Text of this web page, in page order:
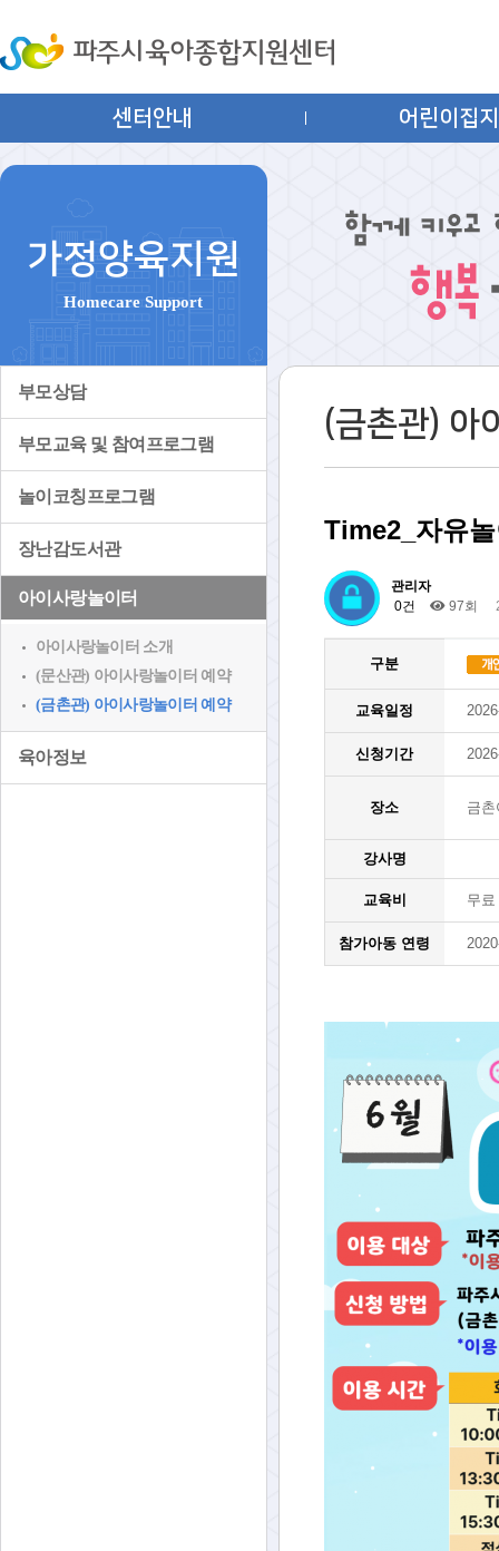
센터안내 어린이집
가정양육지원
Homecare Support
부모상담
부모교육 및 참여프로그램
놀이코칭프로그램
장난감도서관
아이사랑놀이터
아이사랑놀이터 소개
(문산관) 아이사랑놀이터 예약
(금촌관) 아이사랑놀이터 예약
육아정보
(금촌관) 아
Time2_자유
관리자
0건
97회
구분
교육일정
신청기간
장소 금
강사명
교육비 무료
참가아동 연령